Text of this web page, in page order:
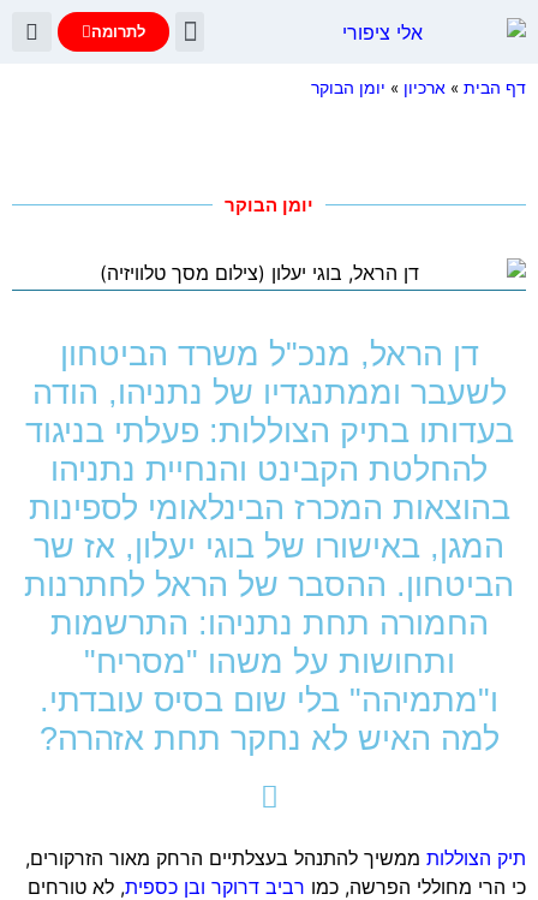
לתרומה
דף הבית » ארכיון » יומן הבוקר
יומן הבוקר
דן הראל, מנכ"ל משרד הביטחון
לשעבר וממתנגדיו של נתניהו, הודה
בעדותו בתיק הצוללות: פעלתי בניגוד
להחלטת הקבינט והנחיית נתניהו
בהוצאות המכרז הבינלאומי לספינות
המגן, באישורו של בוגי יעלון, אז שר
הביטחון. ההסבר של הראל לחתרנות
החמורה תחת נתניהו: התרשמות
ותחושות על משהו "מסריח"
ו"מתמיהה" בלי שום בסיס עובדתי.
למה האיש לא נחקר תחת אזהרה?
תיק הצוללות ממשיך להתנהל בעצלתיים הרחק מאור הזרקורים,
כי הרי מחוללי הפרשה, כמו רביב דרוקר ובן כספית, לא טורחים